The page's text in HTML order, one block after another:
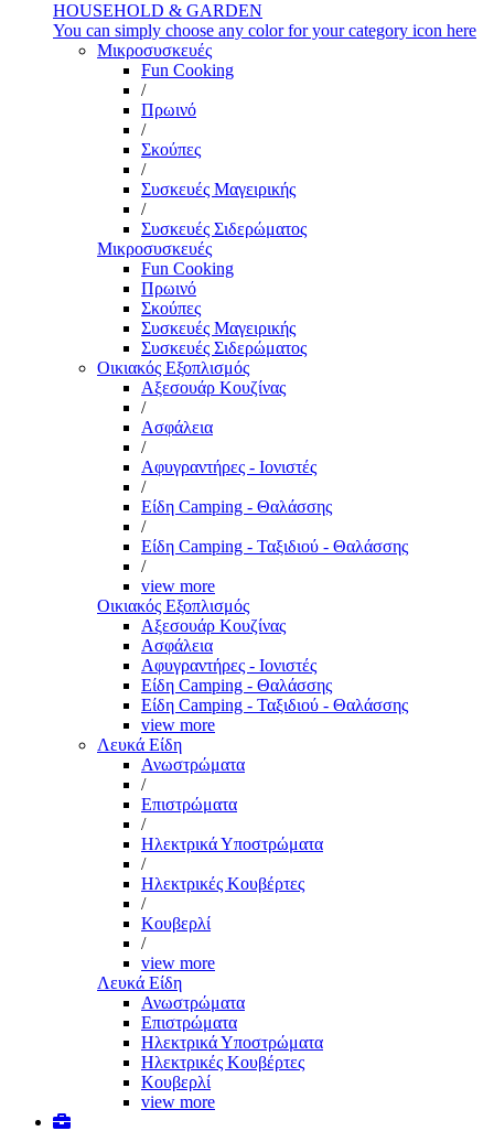
HOUSEHOLD & GARDEN
You can simply choose any color for your category icon here
Μικροσυσκευές
Fun Cooking
/
Πρωινό
/
Σκούπες
/
Συσκευές Μαγειρικής
/
Συσκευές Σιδερώματος
Μικροσυσκευές
Fun Cooking
Πρωινό
Σκούπες
Συσκευές Μαγειρικής
Συσκευές Σιδερώματος
Οικιακός Εξοπλισμός
Αξεσουάρ Κουζίνας
/
Ασφάλεια
/
Αφυγραντήρες - Ιονιστές
/
Είδη Camping - Θαλάσσης
/
Είδη Camping - Ταξιδιού - Θαλάσσης
/
view more
Οικιακός Εξοπλισμός
Αξεσουάρ Κουζίνας
Ασφάλεια
Αφυγραντήρες - Ιονιστές
Είδη Camping - Θαλάσσης
Είδη Camping - Ταξιδιού - Θαλάσσης
view more
Λευκά Είδη
Ανωστρώματα
/
Επιστρώματα
/
Ηλεκτρικά Υποστρώματα
/
Ηλεκτρικές Κουβέρτες
/
Κουβερλί
/
view more
Λευκά Είδη
Ανωστρώματα
Επιστρώματα
Ηλεκτρικά Υποστρώματα
Ηλεκτρικές Κουβέρτες
Κουβερλί
view more